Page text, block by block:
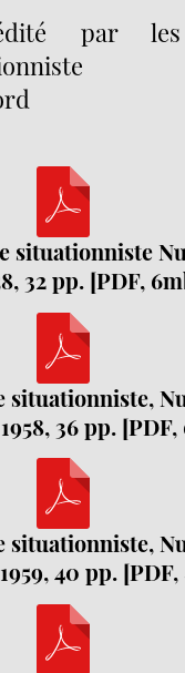
par
situationniste
32 pp. [PDF,
situationniste,
36 pp.
situationniste,
40 pp.